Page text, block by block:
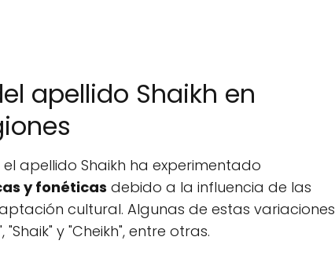
apellido Shaikh en
apellido Shaikh ha experimentado
y fonéticas debido a la influencia de las
cultural. Algunas de estas variaciones
"Shaik" y "Cheikh", entre otras.